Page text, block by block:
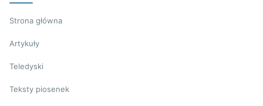
Strona główna
Artykuły
Teledyski
Teksty piosenek